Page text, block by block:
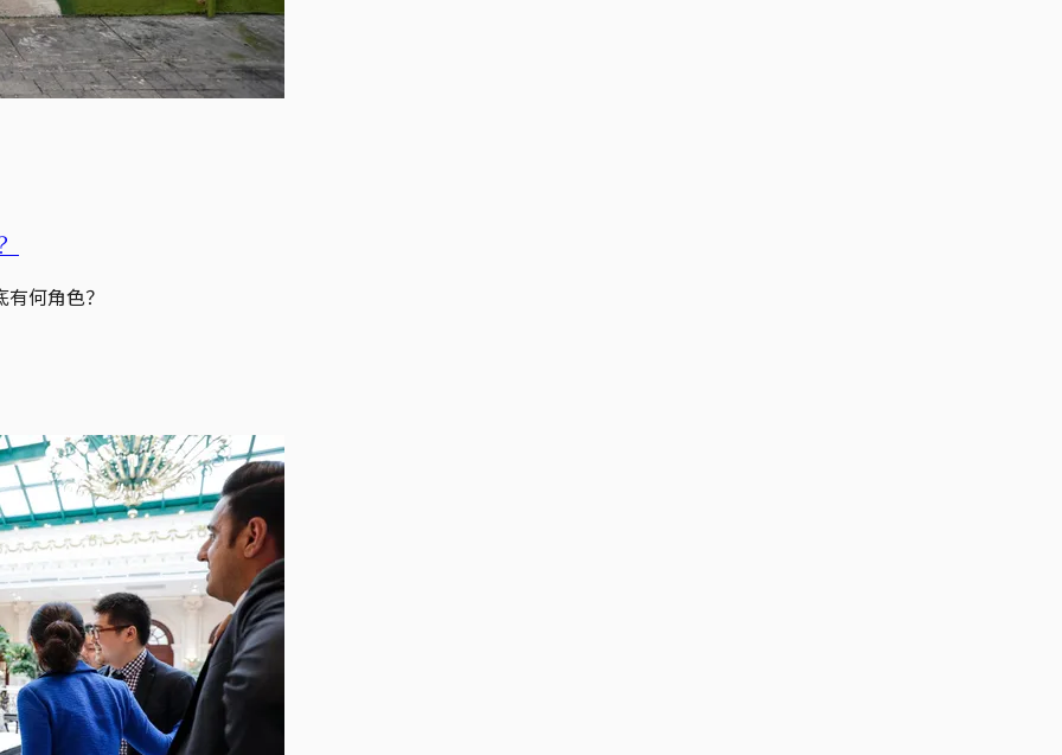
何角色？